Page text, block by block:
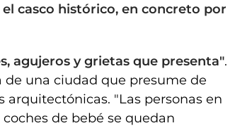
casco histórico, en concreto por
agujeros y grietas que presenta".
una ciudad que presume de
arquitectónicas. "Las personas en
de bebé se quedan